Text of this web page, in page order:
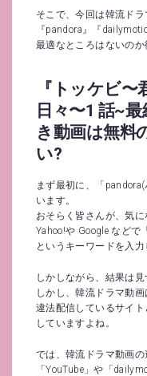
そこで、今回は韓流ド
『pandora』『
最適なところはないのか
『トッケビ
日々〜1 話~
き動画は無料
い?
まず最初に、「
います。
おそらく皆さんが、気に
Yahoo!や Google などで
というキーワードを入
しかしながら、結果は
しかし、韓流ドラマ動
違法配信しているサイ
していますよね。
では、韓流ドラマ動画
「YouTube」や「